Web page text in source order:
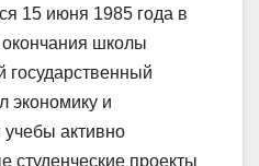
15 июня 1985 года в
школы
государственный
экономику и
активно
студенческие проекты